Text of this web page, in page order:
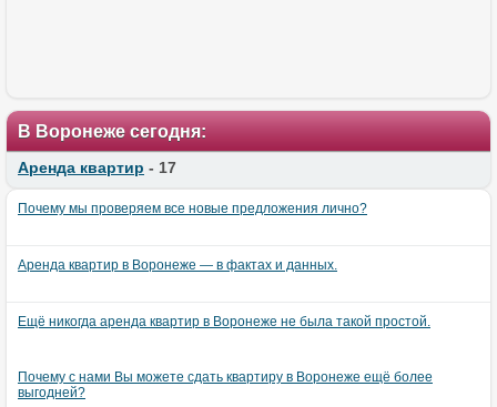
В Воронеже сегодня:
Аренда квартир - 17
Почему мы проверяем все новые предложения лично?
Аренда квартир в Воронеже — в фактах и данных.
Ещё никогда аренда квартир в Воронеже не была такой простой.
Почему с нами Вы можете сдать квартиру в Воронеже ещё более
выгодней?